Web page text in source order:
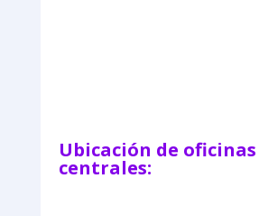
Ubicación de oficinas
centrales: